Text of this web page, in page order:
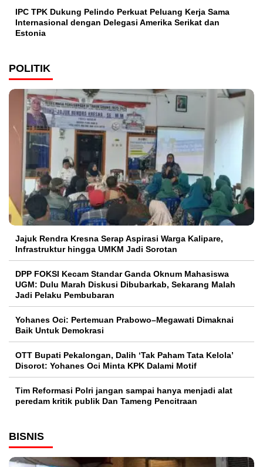
IPC TPK Dukung Pelindo Perkuat Peluang Kerja Sama
Internasional dengan Delegasi Amerika Serikat dan
Estonia
POLITIK
Jajuk Rendra Kresna Serap Aspirasi Warga Kalipare,
Infrastruktur hingga UMKM Jadi Sorotan
DPP FOKSI Kecam Standar Ganda Oknum Mahasiswa
UGM: Dulu Marah Diskusi Dibubarkab, Sekarang Malah
Jadi Pelaku Pembubaran
Yohanes Oci: Pertemuan Prabowo–Megawati Dimaknai
Baik Untuk Demokrasi
OTT Bupati Pekalongan, Dalih ‘Tak Paham Tata Kelola’
Disorot: Yohanes Oci Minta KPK Dalami Motif
Tim Reformasi Polri jangan sampai hanya menjadi alat
peredam kritik publik Dan Tameng Pencitraan
BISNIS